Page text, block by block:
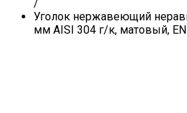
/
Уголок нержавеющий
мм AISI 304 г/к, матовый,